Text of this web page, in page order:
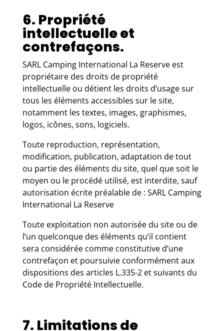
6. Propriété
intellectuelle et
contrefaçons.
SARL Camping International La Reserve est
propriétaire des droits de propriété
intellectuelle ou détient les droits d’usage sur
tous les éléments accessibles sur le site,
notamment les textes, images, graphismes,
logos, icônes, sons, logiciels.
Toute reproduction, représentation,
modification, publication, adaptation de tout
ou partie des éléments du site, quel que soit le
moyen ou le procédé utilisé, est interdite, sauf
autorisation écrite préalable de : SARL Camping
International La Reserve
Toute exploitation non autorisée du site ou de
l’un quelconque des éléments qu’il contient
sera considérée comme constitutive d’une
contrefaçon et poursuivie conformément aux
dispositions des articles L.335-2 et suivants du
Code de Propriété Intellectuelle.
7. Limitations de